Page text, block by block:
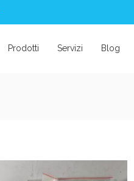
Prodotti Servizi Blog